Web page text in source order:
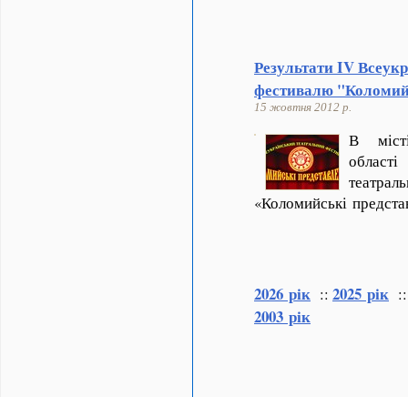
Результати IV
фестивалю
15 жовтня 2012 р.
В
«Коломийські
2026 рік :: 2025 рік
2003 рік